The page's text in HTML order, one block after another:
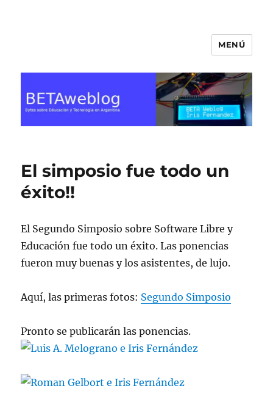
MENÚ
El simposio fue todo un
éxito!!
El Segundo Simposio sobre Software Libre y
Educación fue todo un éxito. Las ponencias
fueron muy buenas y los asistentes, de lujo.
Aquí, las primeras fotos: Segundo Simposio
Pronto se publicarán las ponencias.